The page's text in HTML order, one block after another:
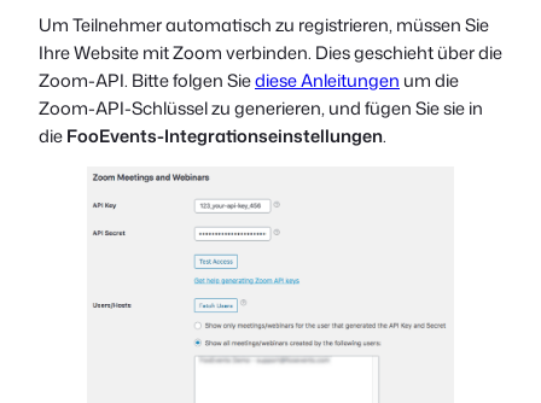
Um Teilnehmer automatisch zu registrieren, müssen Sie
Ihre Website mit Zoom verbinden. Dies geschieht über die
Zoom-API. Bitte folgen Siediese Anleitungen um die
Zoom-API-Schlüssel zu generieren, und fügen Sie sie in
dieFooEvents-Integrationseinstellungen.